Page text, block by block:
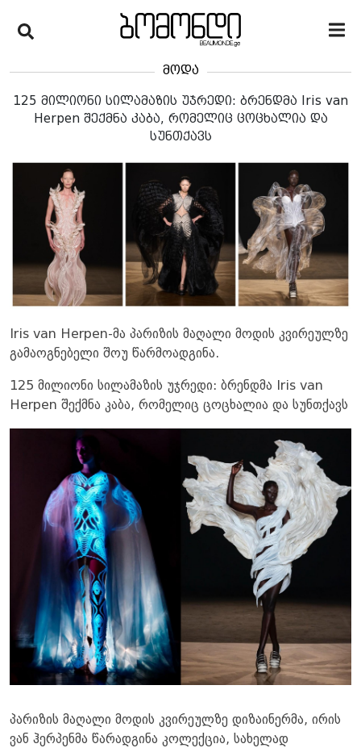
მოდა
125 მილიონი სილამაზის უჯრედი: ბრენდმა Iris van
Herpen შექმნა კაბა, რომელიც ცოცხალია და
სუნთქავს
Iris van Herpen-მა პარიზის მაღალი მოდის კვირეულზე
გამაოგნებელი შოუ წარმოადგინა.
125 მილიონი სილამაზის უჯრედი: ბრენდმა Iris van
Herpen შექმნა კაბა, რომელიც ცოცხალია და სუნთქავს
პარიზის მაღალი მოდის კვირეულზე დიზაინერმა, ირის
ვან ჰერპენმა წარადგინა კოლექცია, სახელად